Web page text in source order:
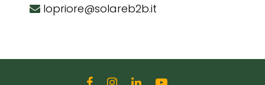
lopriore@solareb2b.it